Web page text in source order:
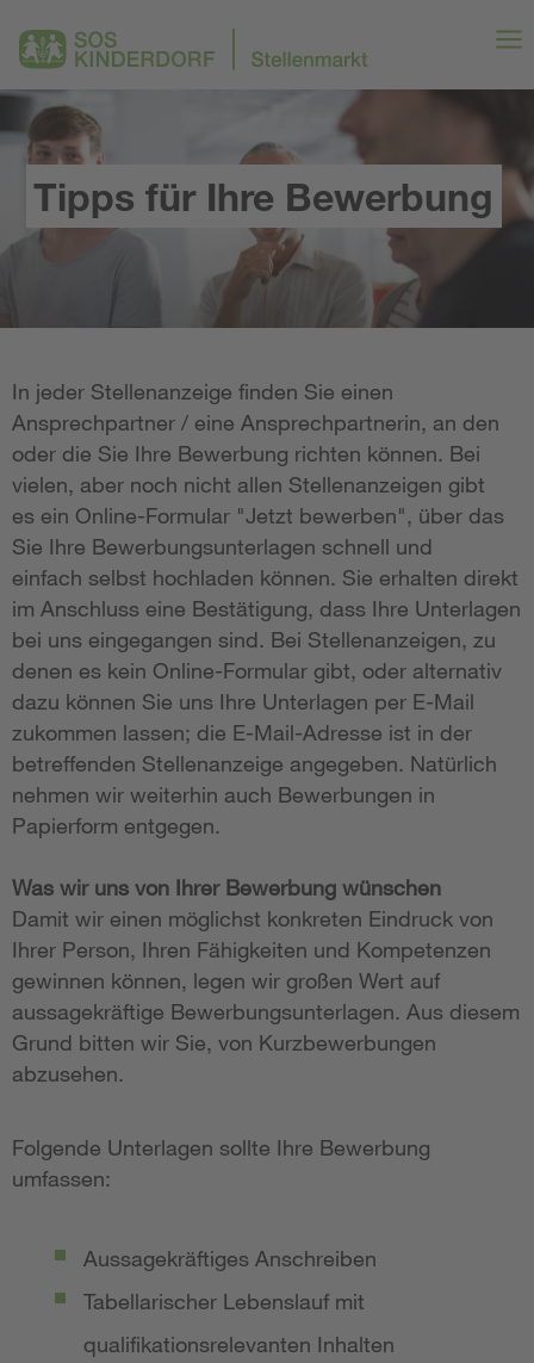
Tipps für Ihre Bewerbung
In jeder Stellenanzeige finden Sie einen
Ansprechpartner / eine Ansprechpartnerin, an den
oder die Sie Ihre Bewerbung richten können. Bei
vielen, aber noch nicht allen Stellenanzeigen gibt
es ein Online-Formular "Jetzt bewerben", über das
Sie Ihre Bewerbungsunterlagen schnell und
einfach selbst hochladen können. Sie erhalten direkt
im Anschluss eine Bestätigung, dass Ihre Unterlagen
bei uns eingegangen sind. Bei Stellenanzeigen, zu
denen es kein Online-Formular gibt, oder alternativ
dazu können Sie uns Ihre Unterlagen per E-Mail
zukommen lassen; die E-Mail-Adresse ist in der
betreffenden Stellenanzeige angegeben. Natürlich
nehmen wir weiterhin auch Bewerbungen in
Papierform entgegen.
Was wir uns von Ihrer Bewerbung wünschen
Damit wir einen möglichst konkreten Eindruck von
Ihrer Person, Ihren Fähigkeiten und Kompetenzen
gewinnen können, legen wir großen Wert auf
aussagekräftige Bewerbungsunterlagen. Aus diesem
Grund bitten wir Sie, von Kurzbewerbungen
abzusehen.
Folgende Unterlagen sollte Ihre Bewerbung
umfassen:
Aussagekräftiges Anschreiben
Tabellarischer Lebenslauf mit
qualifikationsrelevanten Inhalten